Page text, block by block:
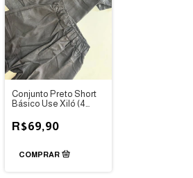
Conjunto Preto Short
Básico Use Xiló (4
R$69,90